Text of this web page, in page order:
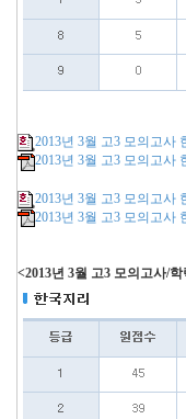
2013년 3월 고3 모의고사
2013년 3월 고3 모의고사
2013년 3월 고3 모의고사
2013년 3월 고3 모의고사
<2013년 3월 고3 모의고사/